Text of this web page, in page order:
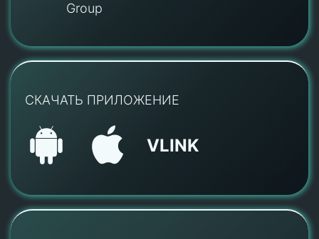
Group
СКАЧАТЬ ПРИЛОЖЕНИЕ
VLINK